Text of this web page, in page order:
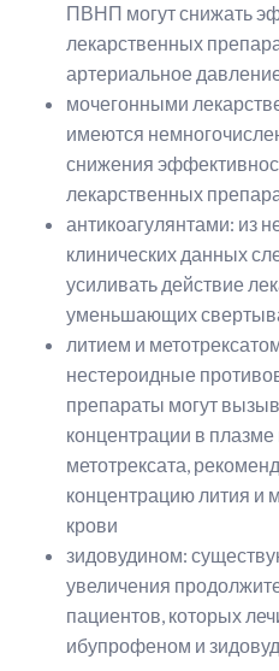
ПВНП могут снижать
лекарственных
артериальное
мочегонными
имеются
снижения
лекарственных
антикоагулянтами: из
клинических данных
усиливать действие
уменьшающих
литием и
нестероидные
препараты могут
концентрации в плазме
метотрексата,
концентрацию лития и
крови
зидовудином:
увеличения
пациентов, которых
ибупрофеном и